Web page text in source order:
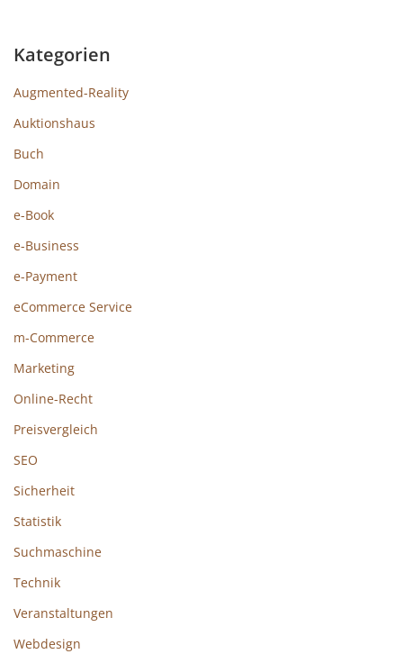
Kategorien
Augmented-Reality
Auktionshaus
Buch
Domain
e-Book
e-Business
e-Payment
eCommerce Service
m-Commerce
Marketing
Online-Recht
Preisvergleich
SEO
Sicherheit
Statistik
Suchmaschine
Technik
Veranstaltungen
Webdesign